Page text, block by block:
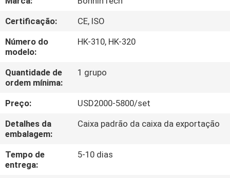
NÓS
EXCURSÃO
DA
FÁBRICA
CONTROLE
DA
QUALIDADE
Certificação:
CE, ISO
Número do
modelo:
HK-310, HK-320
Quantidade de
ordem mínima:
1 grupo
Preço:
USD2000-5800/set
Detalhes da
embalagem:
Caixa padrão da caixa da exportação
Tempo de
entrega:
5-10 dias